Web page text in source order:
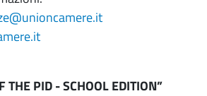
THE PID - SCHOOL EDITION”